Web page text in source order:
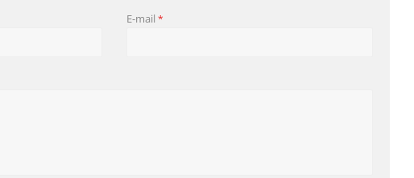
E-mail *